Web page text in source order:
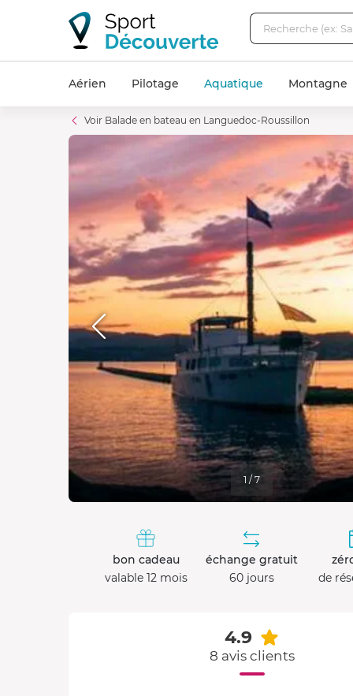
Aérien Pilotage Aquatique Montagne
Voir Balade en bateau en Languedoc-Roussillon
1 / 7
bon cadeau
valable 12 mois
échange gratuit
60 jours
de
4.9
8 avis clients